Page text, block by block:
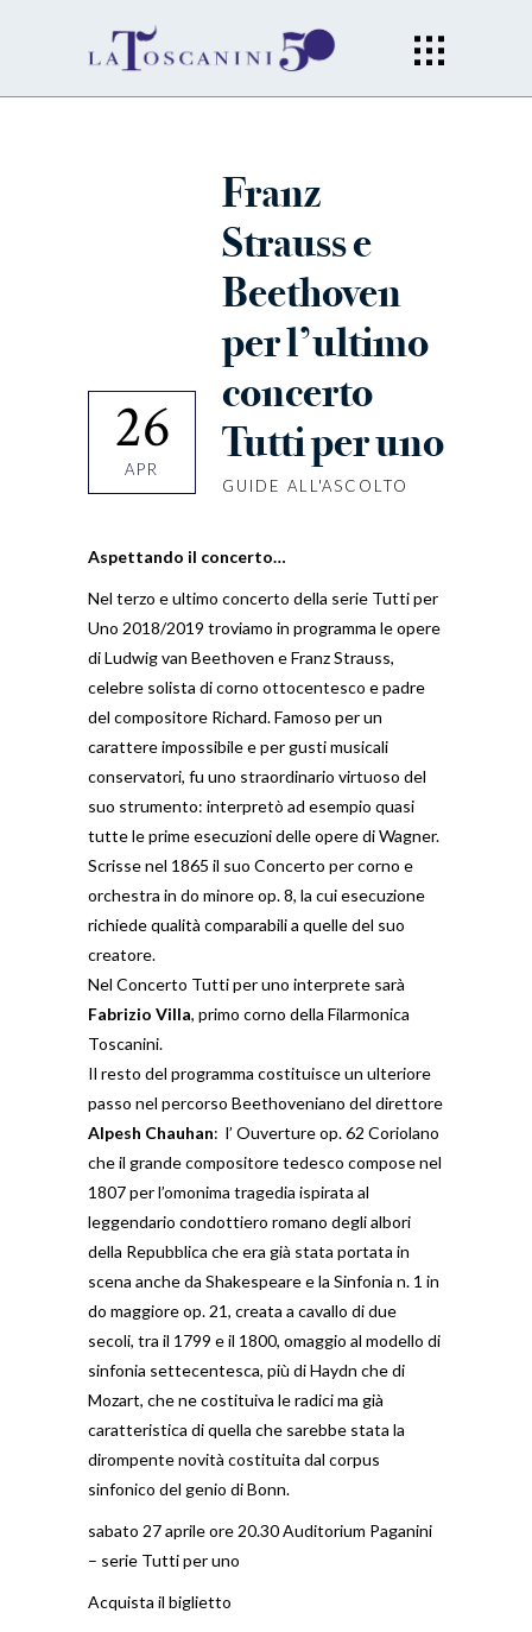
26
APR
Franz
Strauss e
Beethoven
per l’ultimo
concerto
Tutti per uno
GUIDE ALL'ASCOLTO
Aspettando il concerto…
Nel terzo e ultimo concerto della serie Tutti per
Uno 2018/2019 troviamo in programma le opere
di Ludwig van Beethoven e Franz Strauss,
celebre solista di corno ottocentesco e padre
del compositore Richard. Famoso per un
carattere impossibile e per gusti musicali
conservatori, fu uno straordinario virtuoso del
suo strumento: interpretò ad esempio quasi
tutte le prime esecuzioni delle opere di Wagner.
Scrisse nel 1865 il suo Concerto per corno e
orchestra in do minore op. 8, la cui esecuzione
richiede qualità comparabili a quelle del suo
creatore.
Nel Concerto Tutti per uno interprete sarà
Fabrizio Villa, primo corno della Filarmonica
Toscanini.
Il resto del programma costituisce un ulteriore
passo nel percorso Beethoveniano del direttore
Alpesh Chauhan: l’ Ouverture op. 62 Coriolano
che il grande compositore tedesco compose nel
1807 per l’omonima tragedia ispirata al
leggendario condottiero romano degli albori
della Repubblica che era già stata portata in
scena anche da Shakespeare e la Sinfonia n. 1 in
do maggiore op. 21, creata a cavallo di due
secoli, tra il 1799 e il 1800, omaggio al modello di
sinfonia settecentesca, più di Haydn che di
Mozart, che ne costituiva le radici ma già
caratteristica di quella che sarebbe stata la
dirompente novità costituita dal corpus
sinfonico del genio di Bonn.
sabato 27 aprile ore 20.30 Auditorium Paganini
– serie Tutti per uno
Acquista il biglietto